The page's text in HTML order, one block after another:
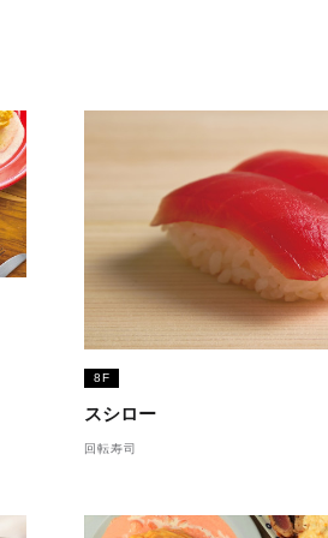
8F
スシロー
回転寿司